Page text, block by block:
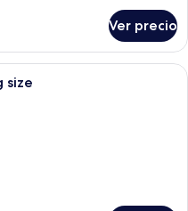
Ver precio
habitación de hotel con una
size